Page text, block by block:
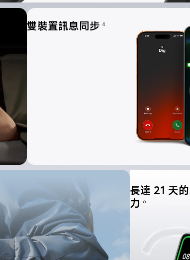
雙裝置訊息同步 4
長達 21 天
力
6